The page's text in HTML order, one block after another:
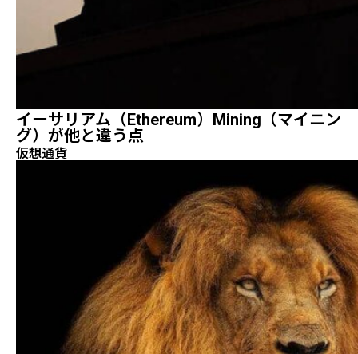
イーサリアム（Ethereum）mining（マイニン
グ）が他と違う点
仮想通貨